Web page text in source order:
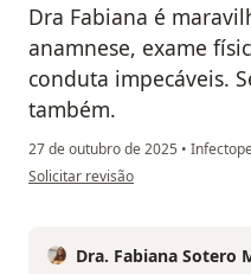
Dra Fabiana é
anamnese, exame
conduta impecáveis.
também.
27 de outubro de 2025 •
na opinião do utilizador Tatiana
Solicitar revisão
Dra. Fabiana Sotero